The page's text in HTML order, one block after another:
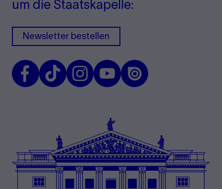
um die Staatskapelle:
Newsletter bestellen
FacebookTikTok InstagramYoutubeIssuu